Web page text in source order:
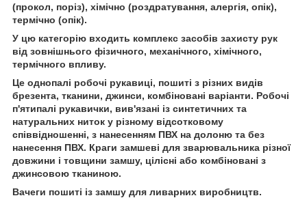
(прокол, поріз), хімічно (роздратування, алергія, опік),
термічно (опік).
У цю категорію входить комплекс засобів захисту рук
від зовнішнього фізичного, механічного, хімічного,
термічного впливу.
Це однопалі робочі рукавиці, пошиті з різних видів
брезента, тканини, джинси, комбіновані варіанти. Робочі
п'ятипалі рукавички, вив'язані із синтетичних та
натуральних ниток у різному відсотковому
співвідношенні, з нанесенням ПВХ на долоню та без
нанесення ПВХ. Краги замшеві для зварювальника різної
довжини і товщини замшу, цілісні або комбіновані з
джинсовою тканиною.
Вачеги пошиті із замшу для ливарних виробництв.